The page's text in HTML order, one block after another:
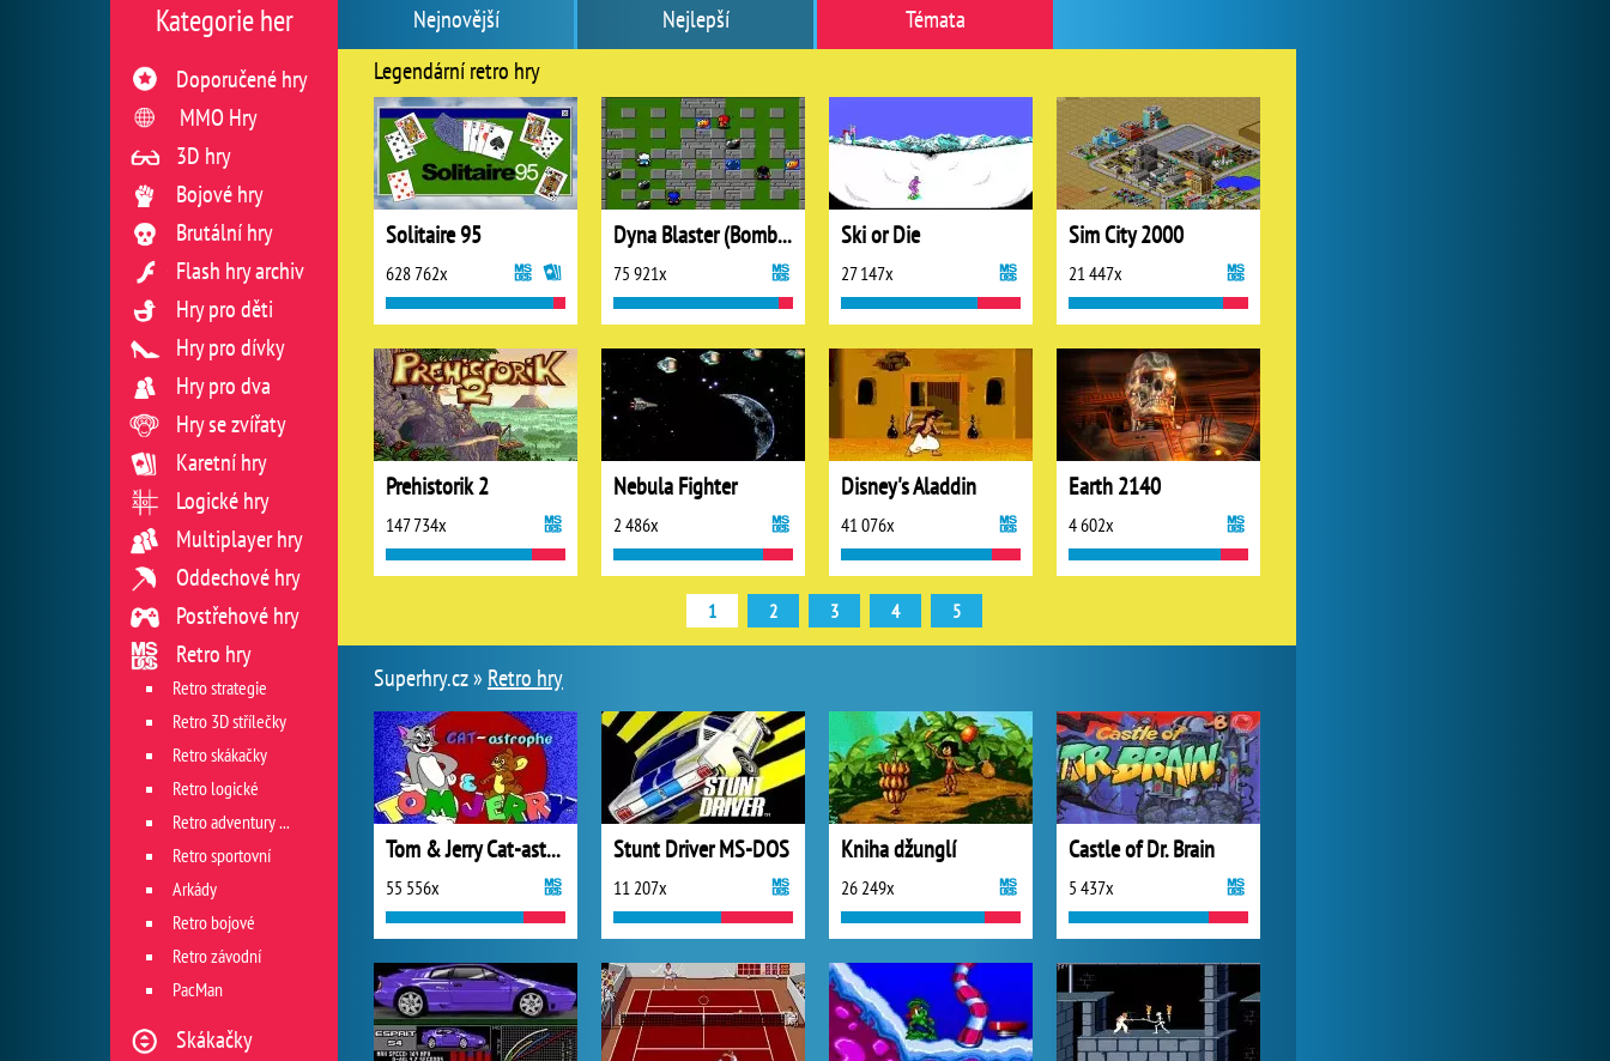
Nejnovější Nejlepší
Témata
Legendární retro hry
Solitaire 95
628 762x
Dyna Blaster (Bomberman)
75 921x
Ski or Die
27 147x
Sim City 2000
21 447x
Prehistorik 2
147 734x
Nebula Fighter
2 486x
Disney's Aladdin
41 076x
Earth 2140
4 602x
1 2 3 4 5
Superhry.cz » Retro hry
Tom & Jerry Cat-astrophe
55 556x
Stunt Driver MS-DOS
11 207x
Kniha džunglí
26 249x
Castle of Dr. Brain
5 437x
Kategorie her
Doporučené hry
MMO Hry
3D hry
Bojové hry
Brutální hry
Flash hry archiv
Hry pro děti
Hry pro dívky
Hry pro dva
Hry se zvířaty
Karetní hry
Logické hry
Multiplayer hry
Oddechové hry
Postřehové hry
Retro hry
Retro strategie
Retro 3D střílečky
Retro skákačky
Retro logické
Retro adventury a dobrodružné
Retro sportovní
Arkády
Retro bojové
Retro závodní
PacMan
Skákačky